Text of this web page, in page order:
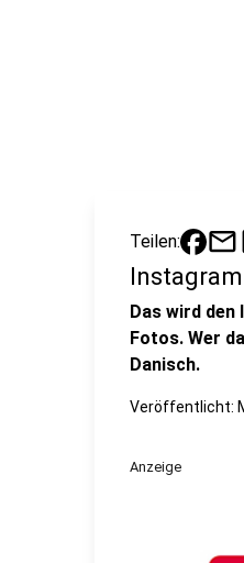
Teilen: mail
Das wird
Fotos. Wer
Danisch.
Veröffentlicht:
Anzeige